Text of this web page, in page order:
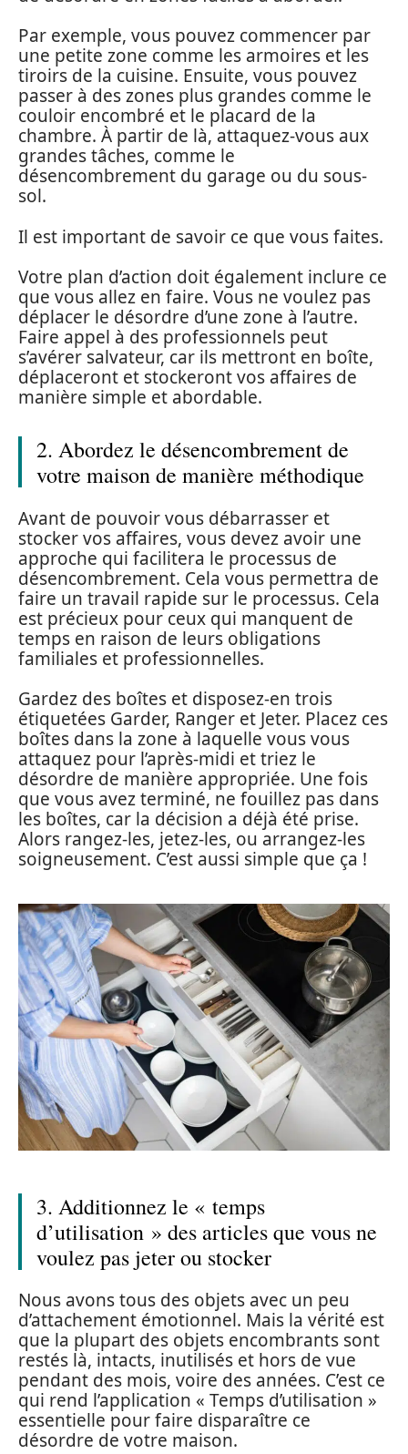
Par exemple, vous pouvez commencer par
une petite zone comme les armoires et les
tiroirs de la cuisine. Ensuite, vous pouvez
passer à des zones plus grandes comme le
couloir encombré et le placard de la
chambre. À partir de là, attaquez-vous aux
grandes tâches, comme le
désencombrement du garage ou du sous-
sol.
Il est important de savoir ce que vous faites.
Votre plan d’action doit également inclure ce
que vous allez en faire. Vous ne voulez pas
déplacer le désordre d’une zone à l’autre.
Faire appel à des professionnels peut
s’avérer salvateur, car ils mettront en boîte,
déplaceront et stockeront vos affaires de
manière simple et abordable.
2. Abordez le désencombrement de
votre maison de manière méthodique
Avant de pouvoir vous débarrasser et
stocker vos affaires, vous devez avoir une
approche qui facilitera le processus de
désencombrement. Cela vous permettra de
faire un travail rapide sur le processus. Cela
est précieux pour ceux qui manquent de
temps en raison de leurs obligations
familiales et professionnelles.
Gardez des boîtes et disposez-en trois
étiquetées Garder, Ranger et Jeter. Placez ces
boîtes dans la zone à laquelle vous vous
attaquez pour l’après-midi et triez le
désordre de manière appropriée. Une fois
que vous avez terminé, ne fouillez pas dans
les boîtes, car la décision a déjà été prise.
Alors rangez-les, jetez-les, ou arrangez-les
soigneusement. C’est aussi simple que ça !
3. Additionnez le « temps
d’utilisation » des articles que vous ne
voulez pas jeter ou stocker
Nous avons tous des objets avec un peu
d’attachement émotionnel. Mais la vérité est
que la plupart des objets encombrants sont
restés là, intacts, inutilisés et hors de vue
pendant des mois, voire des années. C’est ce
qui rend l’application « Temps d’utilisation »
essentielle pour faire disparaître ce
désordre de votre maison.